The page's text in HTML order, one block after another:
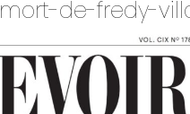
de-fredy-